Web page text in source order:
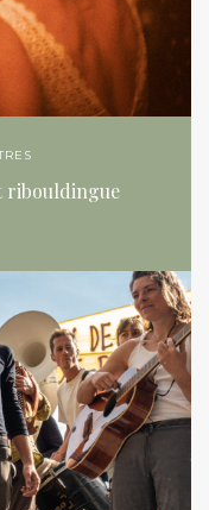
ribouldingue